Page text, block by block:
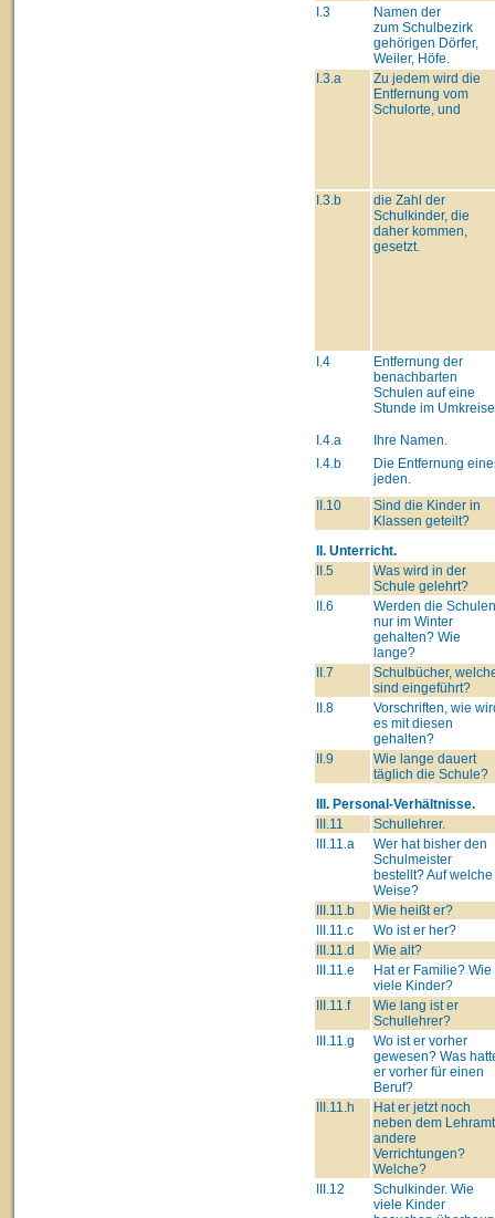
I.3
Namen der
zum Schulbezirk
gehörigen Dörfer,
Weiler, Höfe.
I.3.a
Zu jedem wird die
Entfernung vom
Schulorte, und
I.3.b
die Zahl der
Schulkinder, die
daher kommen,
gesetzt.
I.4
Entfernung der
benachbarten
Schulen auf eine
Stunde im
I.4.a
Ihre Namen.
I.4.b
Die Entfernung
jeden.
II.10
Sind die Kinder in
Klassen geteilt?
II. Unterricht.
II.5
Was wird in der
Schule gelehrt?
II.6
Werden die Schulen
nur im Winter
gehalten? Wie
lange?
II.7
Schulbücher,
sind eingeführt?
II.8
Vorschriften, wie
es mit diesen
gehalten?
II.9
Wie lange dauert
täglich die Schule?
III. Personal-Verhältnisse.
III.11
Schullehrer.
III.11.a
Wer hat bisher den
Schulmeister
bestellt? Auf welche
Weise?
III.11.b
Wie heißt er?
III.11.c
Wo ist er her?
III.11.d
Wie alt?
III.11.e
Hat er Familie? Wie
viele Kinder?
III.11.f
Wie lang ist er
Schullehrer?
III.11.g
Wo ist er vorher
gewesen? Was
er vorher für einen
Beruf?
III.11.h
Hat er jetzt noch
neben dem
andere
Verrichtungen?
Welche?
III.12
Schulkinder. Wie
viele Kinder